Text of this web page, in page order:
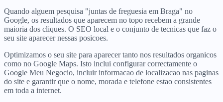
Quando alguem pesquisa "juntas de freguesia em Braga" no
Google, os resultados que aparecem no topo recebem a grande
maioria dos cliques. O SEO local e o conjunto de tecnicas que faz o
seu site aparecer nessas posicoes.
Optimizamos o seu site para aparecer tanto nos resultados organicos
como no Google Maps. Isto inclui configurar correctamente o
Google Meu Negocio, incluir informacao de localizacao nas paginas
do site e garantir que o nome, morada e telefone estao consistentes
em toda a internet.